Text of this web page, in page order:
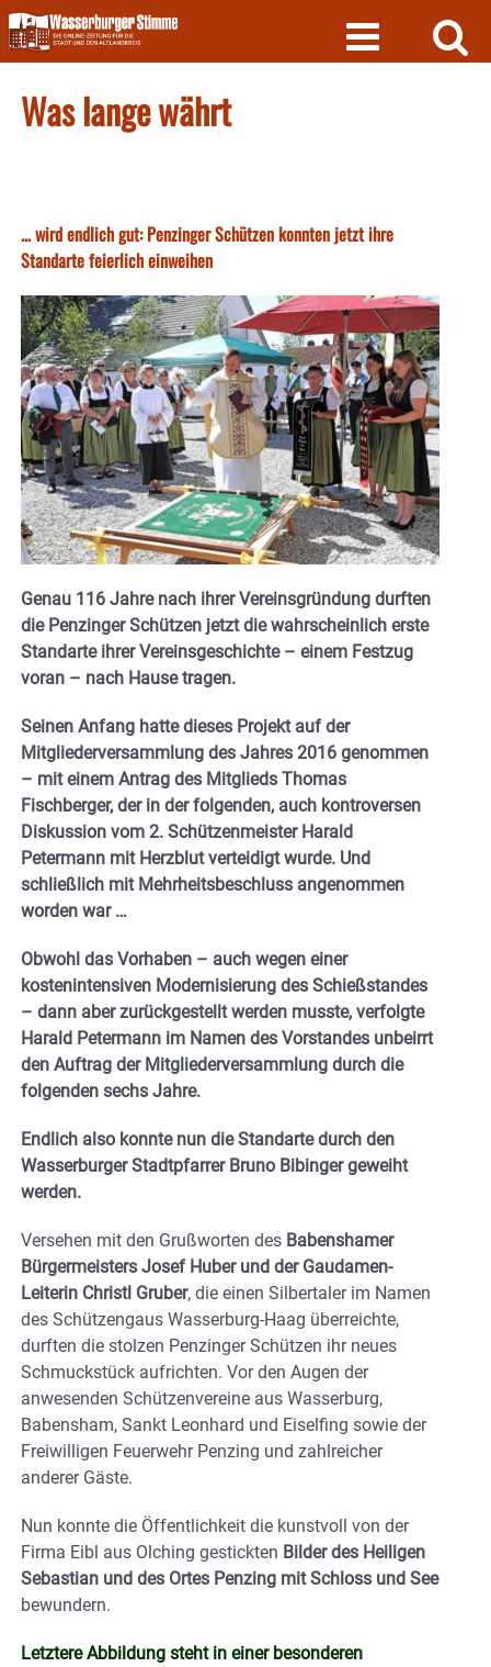
Skip
to
content
Was lange währt
... wird endlich gut: Penzinger Schützen konnten jetzt ihre
Standarte feierlich einweihen
Genau 116 Jahre nach ihrer Vereinsgründung durften
die Penzinger Schützen jetzt die wahrscheinlich erste
Standarte ihrer Vereinsgeschichte – einem Festzug
voran – nach Hause tragen.
Seinen Anfang hatte dieses Projekt auf der
Mitgliederversammlung des Jahres 2016 genommen
– mit einem Antrag des Mitglieds Thomas
Fischberger, der in der folgenden, auch kontroversen
Diskussion vom 2. Schützenmeister Harald
Petermann mit Herzblut verteidigt wurde. Und
schließlich mit Mehrheitsbeschluss angenommen
worden war …
Obwohl das Vorhaben – auch wegen einer
kostenintensiven Modernisierung des Schießstandes
– dann aber zurückgestellt werden musste, verfolgte
Harald Petermann im Namen des Vorstandes unbeirrt
den Auftrag der Mitgliederversammlung durch die
folgenden sechs Jahre.
Endlich also konnte nun die Standarte durch den
Wasserburger Stadtpfarrer Bruno Bibinger geweiht
werden.
Versehen mit den Grußworten des Babenshamer
Bürgermeisters Josef Huber und der Gaudamen-
Leiterin Christl Gruber, die einen Silbertaler im Namen
des Schützengaus Wasserburg-Haag überreichte,
durften die stolzen Penzinger Schützen ihr neues
Schmuckstück aufrichten. Vor den Augen der
anwesenden Schützenvereine aus Wasserburg,
Babensham, Sankt Leonhard und Eiselfing sowie der
Freiwilligen Feuerwehr Penzing und zahlreicher
anderer Gäste.
Nun konnte die Öffentlichkeit die kunstvoll von der
Firma Eibl aus Olching gestickten Bilder des Heiligen
Sebastian und des Ortes Penzing mit Schloss und See
bewundern.
Letztere Abbildung steht in einer besonderen